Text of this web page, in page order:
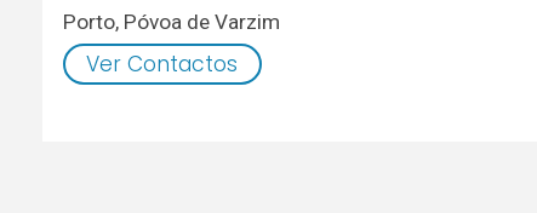
Porto, Póvoa de Varzim
Ver Contactos